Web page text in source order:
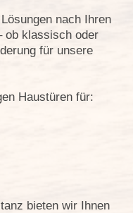
nach Ihren
ob klassisch oder
für unsere
Haustüren für:
bieten wir Ihnen